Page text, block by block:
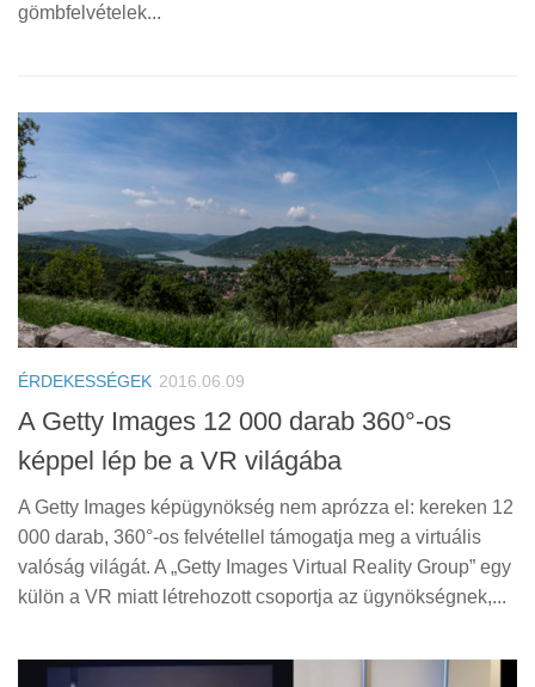
gömbfelvételek...
ÉRDEKESSÉGEK 2016.06.09
A Getty Images 12 000 darab 360°-os
képpel lép be a VR világába
A Getty Images képügynökség nem aprózza el: kereken 12
000 darab, 360°-os felvétellel támogatja meg a virtuális
valóság világát. A „Getty Images Virtual Reality Group” egy
külön a VR miatt létrehozott csoportja az ügynökségnek,...